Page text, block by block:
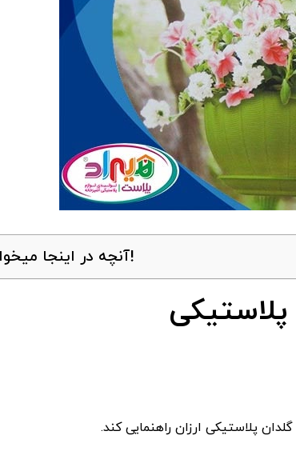
آنچه در اینجا میخوانید!
پلاستیکی ارزان راهنمایی کند.